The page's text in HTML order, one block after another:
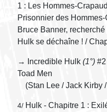
1 : Les Hommes-
Prisonnier des
Bruce Banner,
Hulk se déchaîne ! /
→ Incredible Hulk (1°)
Toad Men
(Stan Lee / Jack Kirby
4/ Hulk - Chapitre 1 :